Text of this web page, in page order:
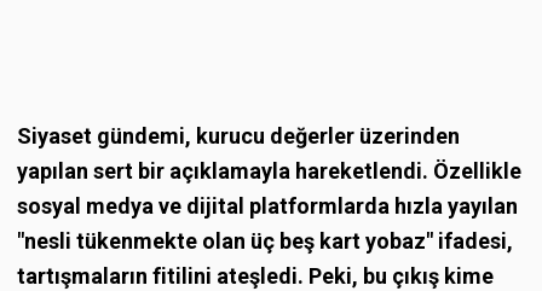
Siyaset gündemi, kurucu değerler üzerinden
yapılan sert bir açıklamayla hareketlendi. Özellikle
sosyal medya ve dijital platformlarda hızla yayılan
"nesli tükenmekte olan üç beş kart yobaz" ifadesi,
tartışmaların fitilini ateşledi. Peki, bu çıkış kime